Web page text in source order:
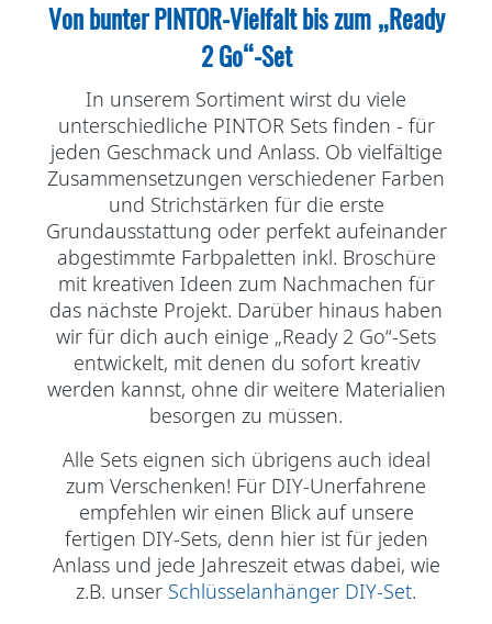
Von bunter PINTOR-Vielfalt bis zum „Ready
2 Go“-Set
In unserem Sortiment wirst du viele
unterschiedliche PINTOR Sets finden - für
jeden Geschmack und Anlass. Ob vielfältige
Zusammensetzungen verschiedener Farben
und Strichstärken für die erste
Grundausstattung oder perfekt aufeinander
abgestimmte Farbpaletten inkl. Broschüre
mit kreativen Ideen zum Nachmachen für
das nächste Projekt. Darüber hinaus haben
wir für dich auch einige „Ready 2 Go“-Sets
entwickelt, mit denen du sofort kreativ
werden kannst, ohne dir weitere Materialien
besorgen zu müssen.
Alle Sets eignen sich übrigens auch ideal
zum Verschenken! Für DIY-Unerfahrene
empfehlen wir einen Blick auf unsere
fertigen DIY-Sets, denn hier ist für jeden
Anlass und jede Jahreszeit etwas dabei, wie
z.B. unser Schlüsselanhänger DIY-Set.